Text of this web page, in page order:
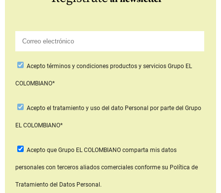
Aceptotérminos y condiciones productos y serviciosGrupo EL
COLOMBIANO*
Acepto el tratamiento y uso del dato Personal por parte del Grupo
EL COLOMBIANO*
Acepto que Grupo EL COLOMBIANOcomparta mis datos
personales con terceros aliados comerciales conforme su Política de
Tratamiento del Datos Personal.